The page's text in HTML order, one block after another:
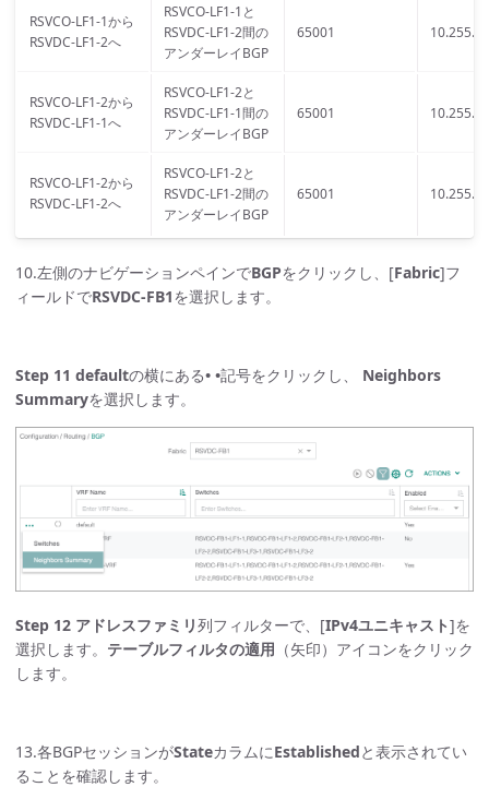
RSVCO-LF1-1から
RSVDC-LF1-2へ
RSVCO-LF1-1と
RSVDC-LF1-2間の
アンダーレイBGP
65001
RSVCO-LF1-2から
RSVDC-LF1-1へ
RSVCO-LF1-2と
RSVDC-LF1-1間の
アンダーレイBGP
65001
RSVCO-LF1-2から
RSVDC-LF1-2へ
RSVCO-LF1-2と
RSVDC-LF1-2間の
アンダーレイBGP
65001
10.左側のナビゲーションペインでBGPをクリックし、[Fabric]フ
ィールドでRSVDC-FB1を選択します。
Step 11 defaultの横にある• •記号をクリックし、 Neighbors
Summaryを選択します。
Step 12 アドレスファミリ列フィルターで、[IPv4ユニキャスト]を
選択します。 テーブルフィルタの適用 （矢印）アイコンをクリック
します。
13.各BGPセッションがStateカラムにEstablishedと表示されてい
ることを確認します。